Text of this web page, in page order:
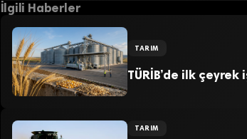
İlgili Haberler
TARIM
TÜRİB’de ilk çeyrek
TARIM